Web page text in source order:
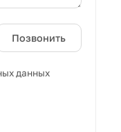
Позвонить
данных